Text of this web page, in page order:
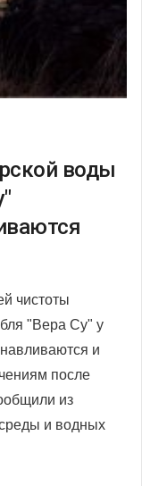
воды
чистоты
"Вера Су" у
и
после
из
и водных